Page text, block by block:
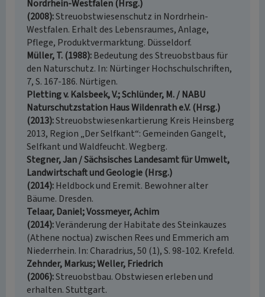
Nordrhein-Westfalen (Hrsg.)
(2008) Streuobstwiesenschutz in Nordrhein-
Westfalen. Erhalt des Lebensraumes, Anlage,
Pflege, Produktvermarktung. Düsseldorf.
Müller, T. (1988) Bedeutung des Streuobstbaus für
den Naturschutz. In: Nürtinger Hochschulschriften,
7, S. 167-186. Nürtigen.
Pletting v. Kalsbeek, V.; Schlünder, M. / NABU
Naturschutzstation Haus Wildenrath e.V. (Hrsg.)
(2013) Streuobstwiesenkartierung Kreis Heinsberg
2013, Region „Der Selfkant“: Gemeinden Gangelt,
Selfkant und Waldfeucht. Wegberg.
Stegner, Jan / Sächsisches Landesamt für Umwelt,
Landwirtschaft und Geologie (Hrsg.)
(2014) Heldbock und Eremit. Bewohner alter
Bäume. Dresden.
Telaar, Daniel; Vossmeyer, Achim
(2014) Veränderung der Habitate des Steinkauzes
(Athene noctua) zwischen Rees und Emmerich am
Niederrhein. In: Charadrius, 50 (1), S. 98-102. Krefeld.
Zehnder, Markus; Weller, Friedrich
(2006) Streuobstbau. Obstwiesen erleben und
erhalten. Stuttgart.